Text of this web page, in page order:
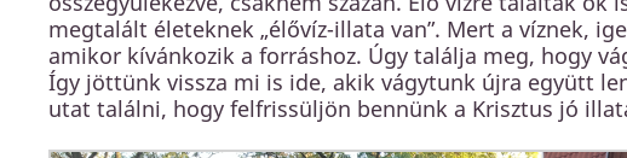
megtalált életeknek „élővíz-illata van”. Mert a víznek,
amikor kívánkozik a forráshoz. Úgy találja meg, hogy
Így jöttünk vissza mi is ide, akik vágytunk újra együtt
utat találni, hogy felfrissüljön bennünk a Krisztus jó